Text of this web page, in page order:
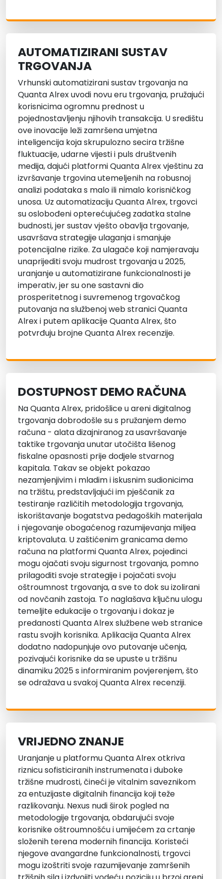
AUTOMATIZIRANI SUSTAV
TRGOVANJA
Vrhunski automatizirani sustav trgovanja na
Quanta Alrex uvodi novu eru trgovanja, pružajući
korisnicima ogromnu prednost u
pojednostavljenju njihovih transakcija. U središtu
ove inovacije leži zamršena umjetna
inteligencija koja skrupulozno secira tržišne
fluktuacije, udarne vijesti i puls društvenih
medija, dajući platformi Quanta Alrex vještinu za
izvršavanje trgovina utemeljenih na robusnoj
analizi podataka s malo ili nimalo korisničkog
unosa. Uz automatizaciju Quanta Alrex, trgovci
su oslobođeni opterećujućeg zadatka stalne
budnosti, jer sustav vješto obavlja trgovanje,
usavršava strategije ulaganja i smanjuje
potencijalne rizike. Za ulagače koji namjeravaju
unaprijediti svoju mudrost trgovanja u 2025,
uranjanje u automatizirane funkcionalnosti je
imperativ, jer su one sastavni dio
prosperitetnog i suvremenog trgovačkog
putovanja na službenoj web stranici Quanta
Alrex i putem aplikacije Quanta Alrex, što
potvrđuju brojne Quanta Alrex recenzije.
DOSTUPNOST DEMO RAČUNA
Na Quanta Alrex, pridošlice u areni digitalnog
trgovanja dobrodošle su s pružanjem demo
računa - alata dizajniranog za usavršavanje
taktike trgovanja unutar utočišta lišenog
fiskalne opasnosti prije dodjele stvarnog
kapitala. Takav se objekt pokazao
nezamjenjivim i mladim i iskusnim sudionicima
na tržištu, predstavljajući im pješčanik za
testiranje različitih metodologija trgovanja,
iskorištavanje bogatstva pedagoških materijala
i njegovanje obogaćenog razumijevanja miljea
kriptovaluta. U zaštićenim granicama demo
računa na platformi Quanta Alrex, pojedinci
mogu ojačati svoju sigurnost trgovanja, pomno
prilagoditi svoje strategije i pojačati svoju
oštroumnost trgovanja, a sve to dok su izolirani
od novčanih zastoja. To naglašava ključnu ulogu
temeljite edukacije o trgovanju i dokaz je
predanosti Quanta Alrex službene web stranice
rastu svojih korisnika. Aplikacija Quanta Alrex
dodatno nadopunjuje ovo putovanje učenja,
pozivajući korisnike da se upuste u tržišnu
dinamiku 2025 s informiranim povjerenjem, što
se odražava u svakoj Quanta Alrex recenziji.
VRIJEDNO ZNANJE
Uranjanje u platformu Quanta Alrex otkriva
riznicu sofisticiranih instrumenata i duboke
tržišne mudrosti, čineći je vitalnim saveznikom
za entuzijaste digitalnih financija koji teže
razlikovanju. Nexus nudi širok pogled na
metodologije trgovanja, obdarujući svoje
korisnike oštroumnošću i umijećem za crtanje
složenih terena modernih financija. Koristeći
njegove avangardne funkcionalnosti, trgovci
mogu izoštriti svoje razumijevanje zamršenih